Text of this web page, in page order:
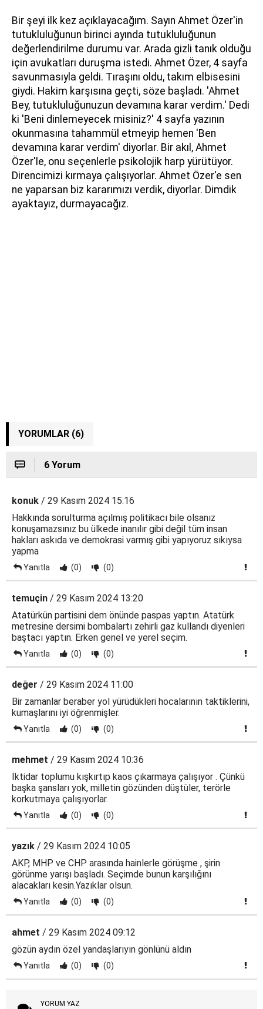
Bir şeyi ilk kez açıklayacağım. Sayın Ahmet Özer'in
tutukluluğunun birinci ayında tutukluluğunun
değerlendirilme durumu var. Arada gizli tanık olduğu
için avukatları duruşma istedi. Ahmet Özer, 4 sayfa
savunmasıyla geldi. Tıraşını oldu, takım elbisesini
giydi. Hakim karşısına geçti, söze başladı. 'Ahmet
Bey, tutukluluğunuzun devamına karar verdim.' Dedi
ki 'Beni dinlemeyecek misiniz?' 4 sayfa yazının
okunmasına tahammül etmeyip hemen 'Ben
devamına karar verdim' diyorlar. Bir akıl, Ahmet
Özer'le, onu seçenlerle psikolojik harp yürütüyor.
Direncimizi kırmaya çalışıyorlar. Ahmet Özer'e sen
ne yaparsan biz kararımızı verdik, diyorlar. Dimdik
ayaktayız, durmayacağız.
YORUMLAR (6)
6 Yorum
konuk / 29 Kasım 2024 15:16
Hakkında sorulturma açılmış politikacı bile olsanız
konuşamazsınız bu ülkede inanılır gibi değil tüm insan
hakları askıda ve demokrasi varmış gibi yapıyoruz sıkıysa
yapma
Yanıtla (0) (0)
temuçin / 29 Kasım 2024 13:20
Atatürkün partisini dem önünde paspas yaptın. Atatürk
metresine dersimi bombalartı zehirli gaz kullandı diyenleri
baştacı yaptın. Erken genel ve yerel seçim.
Yanıtla (0) (0)
değer / 29 Kasım 2024 11:00
Bir zamanlar beraber yol yürüdükleri hocalarının taktiklerini,
kumaşlarını iyi öğrenmişler.
Yanıtla (0) (0)
mehmet / 29 Kasım 2024 10:36
İktidar toplumu kışkırtıp kaos çıkarmaya çalışıyor . Çünkü
başka şansları yok, milletin gözünden düştüler, terörle
korkutmaya çalışıyorlar.
Yanıtla (0) (0)
yazık / 29 Kasım 2024 10:05
AKP, MHP ve CHP arasında hainlerle görüşme , şirin
görünme yarışı başladı. Seçimde bunun karşılığını
alacakları kesin.Yazıklar olsun.
Yanıtla (0) (0)
ahmet / 29 Kasım 2024 09:12
gözün aydın özel yandaşlarıyın gönlünü aldın
Yanıtla (0) (0)
YORUM YAZ